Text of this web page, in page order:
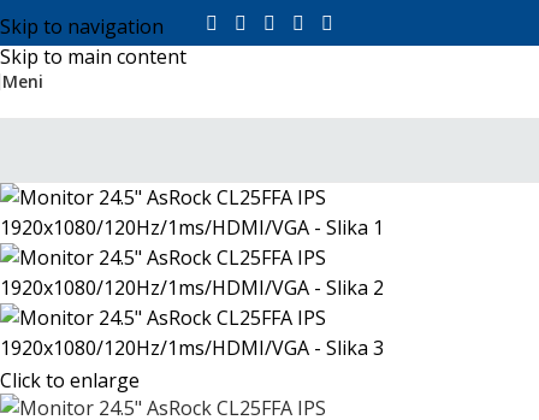
Skip to navigation
Skip to main content
Meni
Click to enlarge